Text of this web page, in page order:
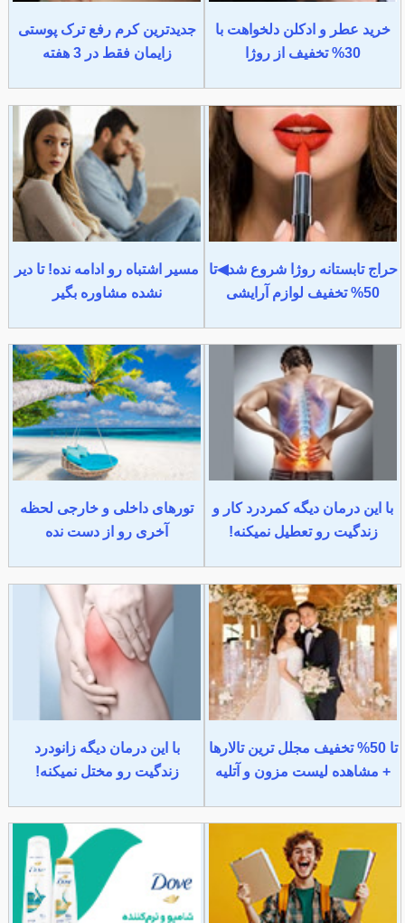
خرید عطر و ادکلن دلخواهت با
30% تخفیف از روژا
جدیدترین کرم رفع ترک پوستی
زایمان فقط در 3 هفته
حراج تابستانه روژا شروع شد◀تا
50% تخفیف لوازم آرایشی
مسیر اشتباه رو ادامه نده! تا دیر
نشده مشاوره بگیر
با این درمان دیگه کمردرد کار و
زندگیت رو تعطیل نمیکنه!
تورهای داخلی و خارجی لحظه
آخری رو از دست نده
تا 50% تخفیف مجلل ترین تالارها
+ مشاهده لیست مزون و آتلیه
با این درمان دیگه زانودرد
زندگیت رو مختل نمیکنه!